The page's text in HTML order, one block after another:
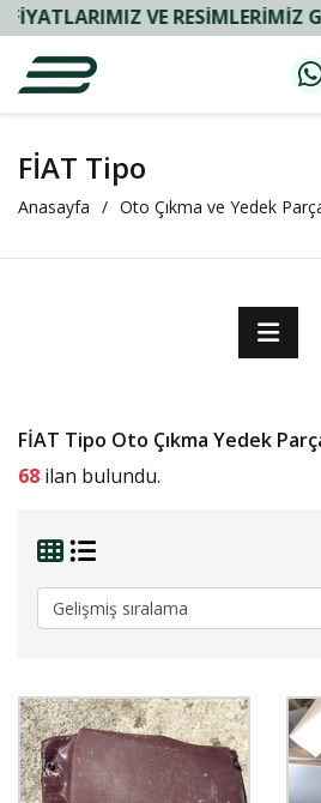
VE RESIMLERIMIZ
FİAT Tipo
Anasayfa Oto Çıkma ve Yedek
FİAT Tipo Oto Çıkma Yedek
68 ilan bulundu.